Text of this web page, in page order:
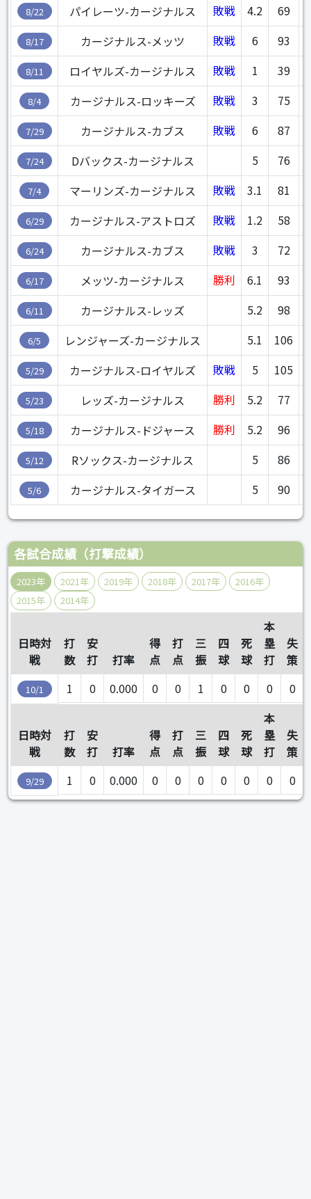
8/22 パイレーツ-カージナルス 敗戦 4.2 69
8/17 カージナルス-メッツ 敗戦 6 93
8/11 ロイヤルズ-カージナルス 敗戦 1 39
8/4 カージナルス-ロッキーズ 敗戦 3 75
7/29 カージナルス-カブス 敗戦 6 87
7/24 Dバックス-カージナルス 5 76
7/4 マーリンズ-カージナルス 敗戦 3.1 81
6/29 カージナルス-アストロズ 敗戦 1.2 58
6/24 カージナルス-カブス 敗戦 3 72
6/17 メッツ-カージナルス 勝利 6.1 93
6/11 カージナルス-レッズ 5.2 98
6/5 レンジャーズ-カージナルス 5.1 106
5/29 カージナルス-ロイヤルズ 敗戦 5 105
5/23 レッズ-カージナルス 勝利 5.2 77
5/18 カージナルス-ドジャース 勝利 5.2 96
5/12 Rソックス-カージナルス 5 86
5/6 カージナルス-タイガース 5 90
各試合成績（打撃成績）
2023年 2021年 2019年 2018年 2017年
2016年
2015年
2014年
日時対
戦
打
数
安
打
打率
得
点
打
点
三
振
四
球
死
球
本
塁
打
失
策
10/1 1 0 0.000 0 0 1 0 0 0 0
日時対
戦
打
数
安
打
打率
得
点
打
点
三
振
四
球
死
球
本
塁
打
失
策
9/29 1 0 0.000 0 0 0 0 0 0 0